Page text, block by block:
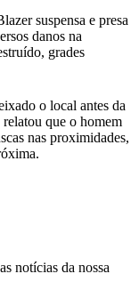
suspensa e presa
danos na
grades
o local antes da
que o homem
nas proximidades,
notícias da nossa